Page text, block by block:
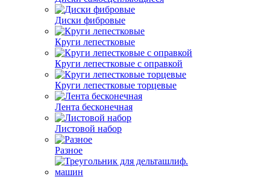
Диски фибровые
Круги лепестковые
Круги лепестковые с оправкой
Круги лепестковые торцевые
Лента бесконечная
Листовой набор
Разное